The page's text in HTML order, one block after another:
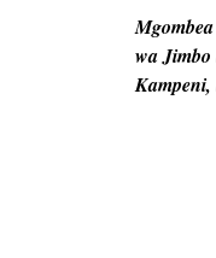
wa
Kampeni,